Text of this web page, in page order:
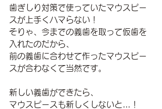
歯ぎしり対策で使っていたマウスピー
スが上手くハマらない！
そりゃ、今までの義歯を取って仮歯を
入れたのだから、
前の義歯に合わせて作ったマウスピー
スが合わなくて当然です。
新しい義歯ができたら、
マウスピースも新しくしないと…！